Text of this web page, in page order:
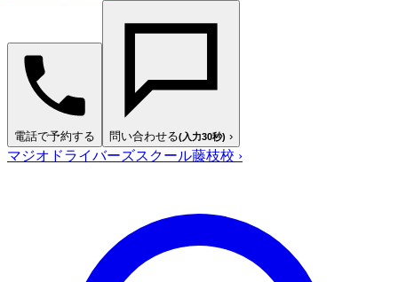
電話で予約する 問い合わせる(入力30秒) ›
マジオドライバーズスクール藤枝校 ›